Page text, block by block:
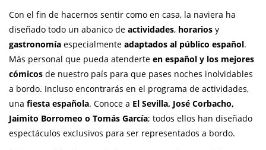
Con el fin de hacernos sentir como en casa, la naviera ha
diseñado todo un abanico de actividades, horarios y
gastronomía especialmente adaptados al público español.
Más personal que pueda atenderte en español y los mejores
cómicos de nuestro país para que pases noches inolvidables
a bordo. Incluso encontrarás en el programa de actividades,
una fiesta española. Conoce a El Sevilla, José Corbacho,
Jaimito Borromeo o Tomás García; todos ellos han diseñado
espectáculos exclusivos para ser representados a bordo.